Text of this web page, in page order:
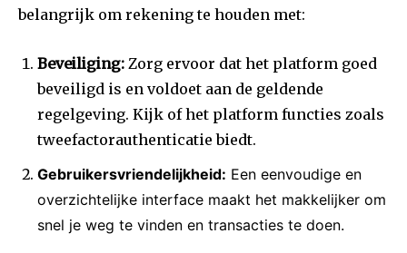
belangrijk om rekening te houden met:
Beveiliging: Zorg ervoor dat het platform goed
beveiligd is en voldoet aan de geldende
regelgeving. Kijk of het platform functies zoals
tweefactorauthenticatie biedt.
Gebruikersvriendelijkheid: Een eenvoudige en
overzichtelijke interface maakt het makkelijker om
snel je weg te vinden en transacties te doen.